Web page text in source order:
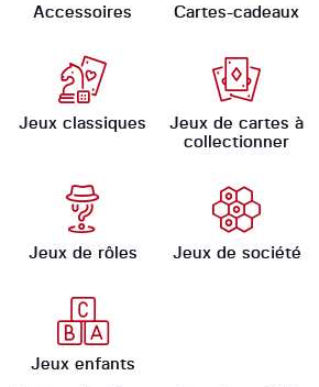
Accessoires Cartes-cadeaux
Jeux classiques
Jeux de cartes à
collectionner
Jeux de rôles Jeux de société
Jeux enfants
Ludomate